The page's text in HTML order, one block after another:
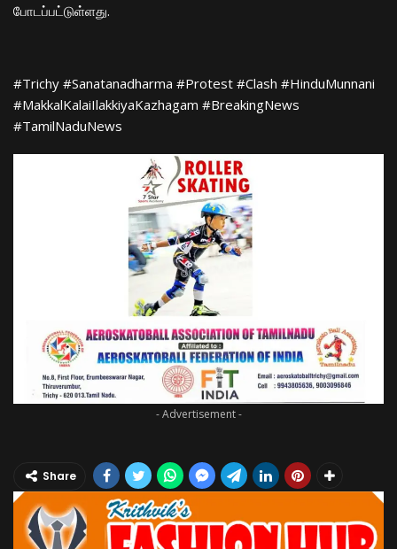
போடப்பட்டுள்ளது.
​#Trichy #Sanatanadharma #Protest #Clash #HinduMunnani
#MakkalKalaiIlakkiyaKazhagam #BreakingNews
#TamilNaduNews
- Advertisement -
Share